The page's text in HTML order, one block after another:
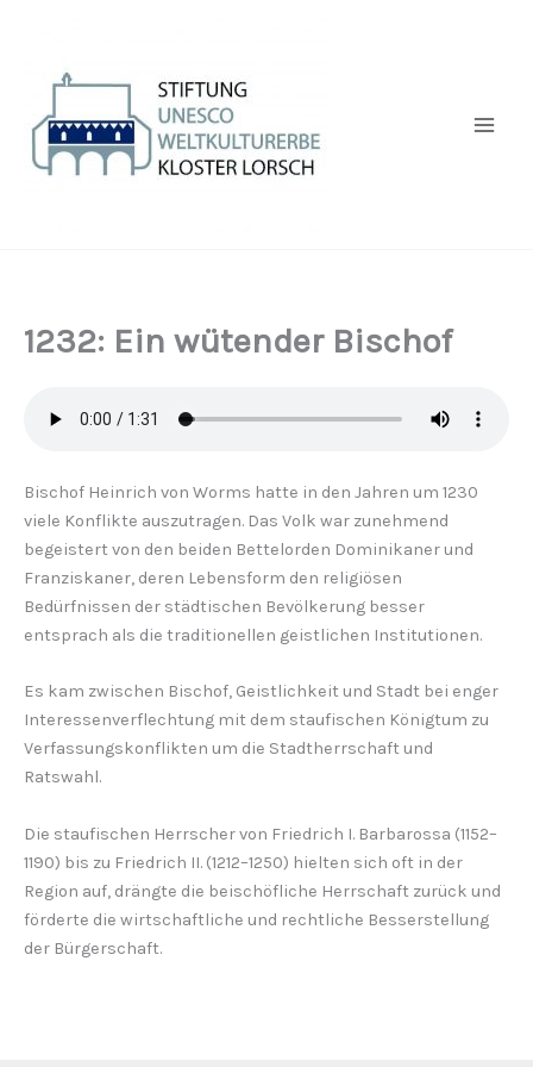
springen
1232: Ein wütender Bischof
Bischof Heinrich von Worms hatte in den Jahren um 1230
viele Konflikte auszutragen. Das Volk war zunehmend
begeistert von den beiden Bettelorden Dominikaner und
Franziskaner, deren Lebensform den religiösen
Bedürfnissen der städtischen Bevölkerung besser
entsprach als die traditionellen geistlichen Institutionen.
Es kam zwischen Bischof, Geistlichkeit und Stadt bei enger
Interessenverflechtung mit dem staufischen Königtum zu
Verfassungskonflikten um die Stadtherrschaft und
Ratswahl.
Die staufischen Herrscher von Friedrich I. Barbarossa (1152–
1190) bis zu Friedrich II. (1212–1250) hielten sich oft in der
Region auf, drängte die beischöfliche Herrschaft zurück und
förderte die wirtschaftliche und rechtliche Besserstellung
der Bürgerschaft.